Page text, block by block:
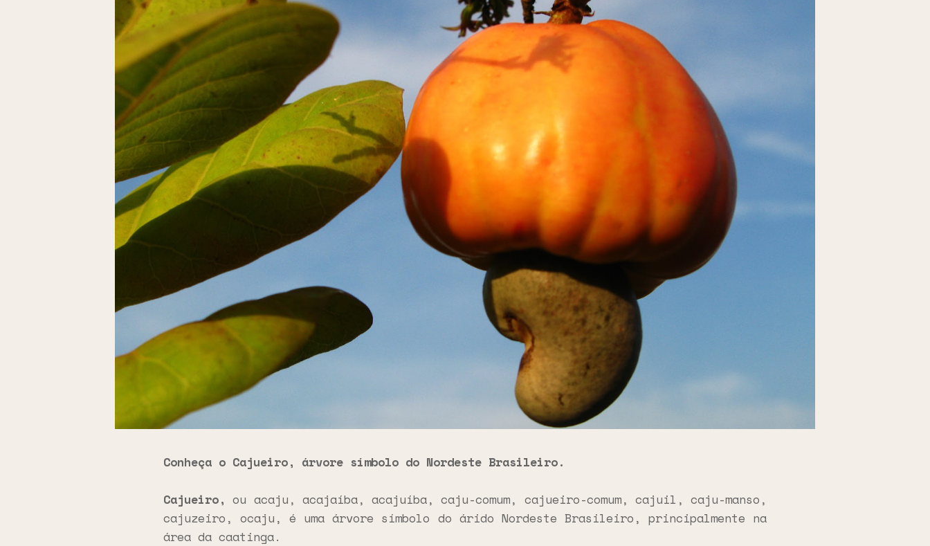
Conheça o Cajueiro, árvore símbolo do Nordeste Brasileiro.
Cajueiro,ou acaju, acajaíba, acajuíba, caju-comum, cajueiro-comum, cajuil, caju-manso,
cajuzeiro, ocaju, é uma árvore símbolo do árido Nordeste Brasileiro, principalmente na
área da caatinga.